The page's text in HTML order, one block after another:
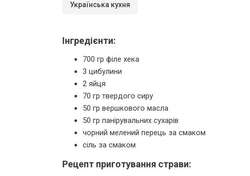
Українська кухня
Інгредієнти:
700 гр філе хека
3 цибулини
2 яйця
70 гр твердого сиру
50 гр вершкового масла
50 гр панірувальних сухарів
чорний мелений перець за смаком
сіль за смаком
Рецепт приготування страви: